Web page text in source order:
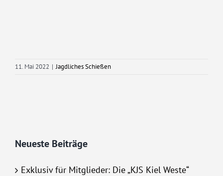
11. Mai 2022 | Jagdliches Schießen
Neueste Beiträge
Exklusiv für Mitglieder: Die „KJS Kiel Weste“